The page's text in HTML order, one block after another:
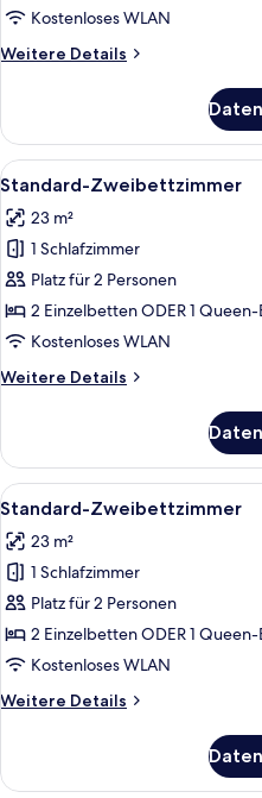
Kostenloses WLAN
Weitere Details
Weitere
Zimmer
Alle
Fotos
für
Standard-
Zweibettzimmer
anzeigen
4
Standard-Zweibettzimmer
23 m²
1 Schlafzimmer
Platz für 2 Personen
2 Einzelbetten ODER 1
Kostenloses WLAN
Weitere Details
Weitere
Zweibettzimmer
Alle
Fotos
für
Standard-
Zweibettzimmer
anzeigen
4
Standard-Zweibettzimmer
23 m²
1 Schlafzimmer
Platz für 2 Personen
2 Einzelbetten ODER 1
Kostenloses WLAN
Weitere Details
Weitere
Zweibettzimmer